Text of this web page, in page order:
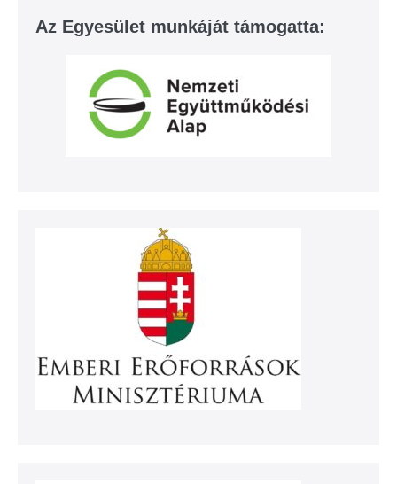
Az Egyesület munkáját támogatta: